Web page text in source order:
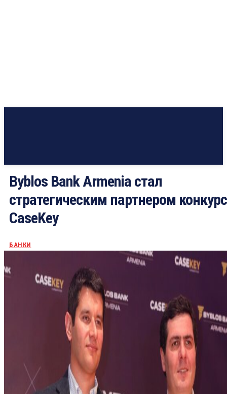
Byblos Bank Armenia стал
стратегическим партнером
CaseKey
БАНКИ